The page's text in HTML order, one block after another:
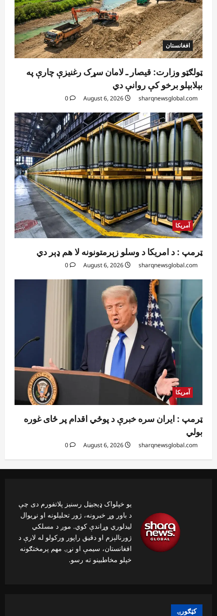
افغانستان
ټولګټو وزارت: قیصار ـ لامان سړک رغنیزې چارې په
بېلابېلو برخو کې روانې دي
sharqnewsglobal.com
0
آمریکا
ټرمپ : د امریکا د وسلو زېرمتونونه لا هم ډېر دي
sharqnewsglobal.com
0
آمریکا
ټرمپ : ایران سره خبرې د پوځي اقدام پر ځای غوره
بولي
sharqnewsglobal.com
0
یو خپلواک ډیجیټل رسنیز پلاتفورم دی چې
د باور وړ خبرونه، ژور تحلیلونه او نړیوال
لیدلوري وړاندې کوي. موږ د مسلکي
ژورنالېزم او دقیق راپور ورکولو له لارې د
افغانستان، سیمې او نړۍ مهم پرمختګونه
خپلو مخاطبینو ته رسو.
کټګورۍ